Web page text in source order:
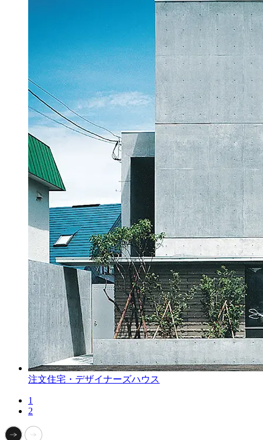
注文住宅・デザイナーズハウス
1
2